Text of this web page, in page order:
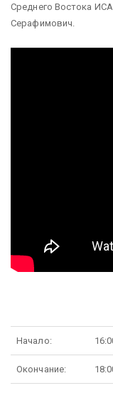
Среднего Востока
Серафимович.
Начало:
Окончание: